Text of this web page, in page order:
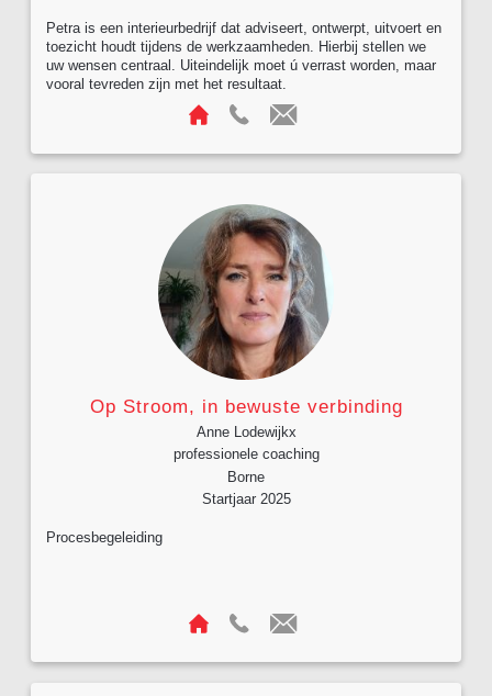
Petra is een interieurbedrijf dat adviseert, ontwerpt, uitvoert en
toezicht houdt tijdens de werkzaamheden. Hierbij stellen we
uw wensen centraal. Uiteindelijk moet ú verrast worden, maar
vooral tevreden zijn met het resultaat.
Op Stroom, in bewuste verbinding
Anne Lodewijkx
professionele coaching
Borne
Startjaar 2025
Procesbegeleiding